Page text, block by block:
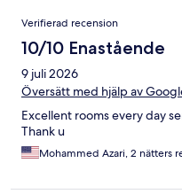
Recensioner
Verifierad recension
10/10 Enastående
9 juli 2026
Översätt med hjälp av
Excellent rooms every day
Thank u
Mohammed Azari, 2 nätters